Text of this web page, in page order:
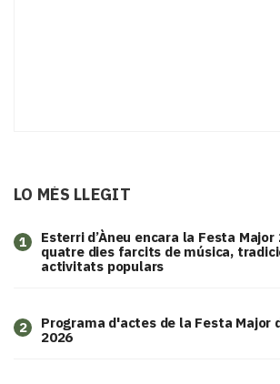
LO MÉS LLEGIT
1
Esterri d’Àneu encara la Festa Major
quatre dies farcits de música,
activitats populars
2
Programa d'actes de la Festa Major
2026